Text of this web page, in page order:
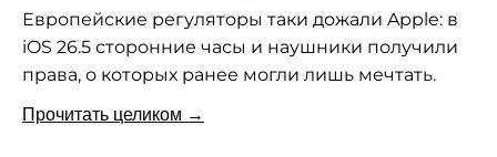
Европейские регуляторы таки дожали Apple: в
iOS 26.5 сторонние часы и наушники получили
права, о которых ранее могли лишь мечтать.
Прочитать целиком →